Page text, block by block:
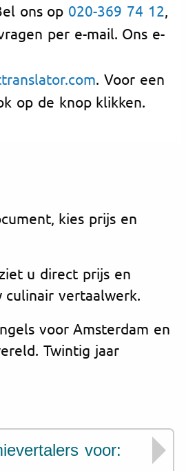
ons op 020-369 74 12
per e-mail. Ons e-
. Voor een
op de knop klikken.
kies prijs en
u direct prijs en
vertaalwerk.
voor Amsterdam en
Twintig jaar
voor: